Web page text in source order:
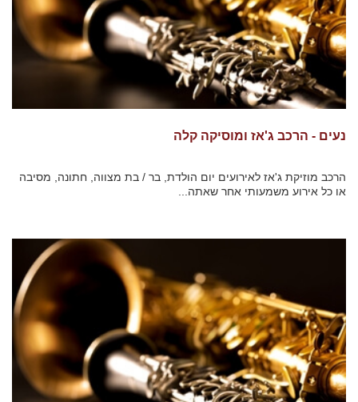
נעים - הרכב ג'אז ומוסיקה קלה
הרכב מוזיקת ג'אז לאירועים יום הולדת, בר / בת מצווה, חתונה, מסיבה
או כל אירוע משמעותי אחר שאתה...